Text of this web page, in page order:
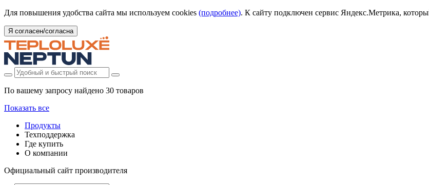
Для повышения удобства сайта мы используем cookies (подробнее). К сайту подключен сервис Яндекс.Метрика,
Я согласен/согласна
По вашему запросу найдено 30 товаров
Показать все
Продукты
Техподдержка
Где купить
О компании
Официальный сайт производителя